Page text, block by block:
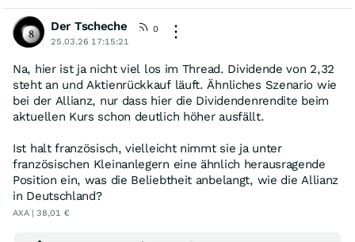
Der Tscheche
0
25.03.26 17:15:21
Na, hier ist ja nicht viel los im Thread. Dividende von 2,32
steht an und Aktienrückkauf läuft. Ähnliches Szenario wie
bei der Allianz, nur dass hier die Dividendenrendite beim
aktuellen Kurs schon deutlich höher ausfällt.
Ist halt französisch, vielleicht nimmt sie ja unter
französischen Kleinanlegern eine ähnlich herausragende
Position ein, was die Beliebtheit anbelangt, wie die Allianz
in Deutschland?
AXA | 38,01 €